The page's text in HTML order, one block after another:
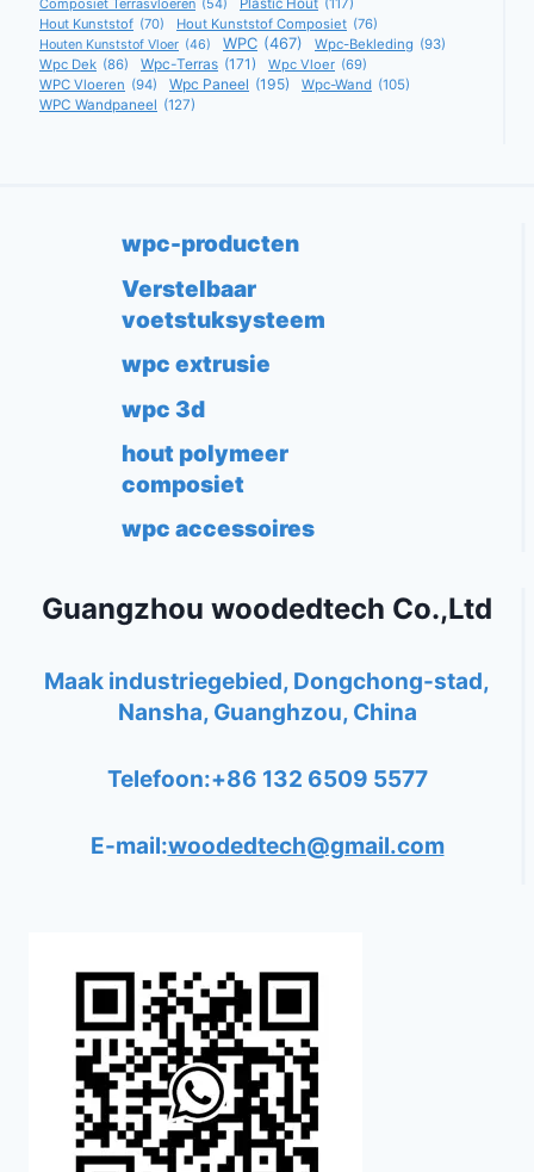
Composiet Terrasvloeren (54) Plastic Hout (117)
Hout Kunststof (70) Hout Kunststof Composiet (76)
Houten Kunststof Vloer (46) WPC (467) Wpc-Bekleding (93)
Wpc Dek (86) Wpc-Terras (171) Wpc Vloer (69)
WPC Vloeren (94) Wpc Paneel (195) Wpc-Wand (105)
WPC Wandpaneel (127)
wpc-producten
Verstelbaar
voetstuksysteem
wpc extrusie
wpc 3d
hout polymeer
composiet
wpc accessoires
Guangzhou woodedtech Co.,Ltd
Maak industriegebied, Dongchong-stad,
Nansha, Guanghzou, China
Telefoon:+86 132 6509 5577
E-mail:woodedtech@gmail.com